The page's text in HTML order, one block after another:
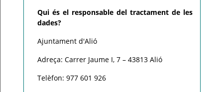
Qui és el responsable del tractament de les
dades?
Ajuntament d'Alió
Adreça: Carrer Jaume I, 7 – 43813 Alió
Telèfon: 977 601 926